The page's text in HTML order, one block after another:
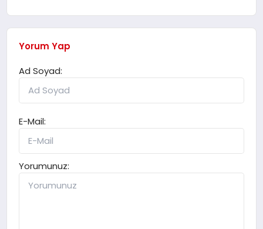
Yorum Yap
Ad Soyad:
E-Mail:
Yorumunuz: